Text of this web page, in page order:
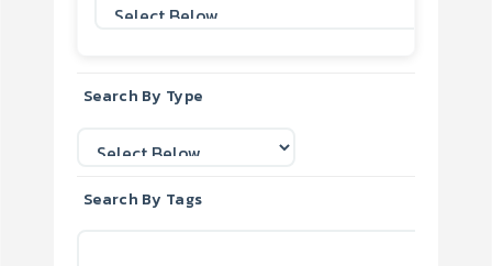
Search By Type
Search By Tags